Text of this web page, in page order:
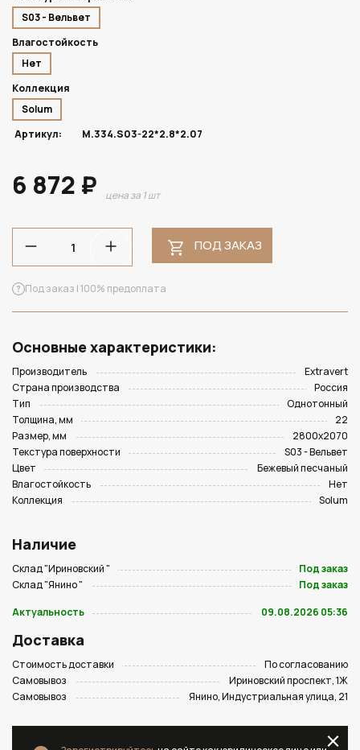
S03 - Вельвет
Влагостойкость
Нет
Коллекция
Solum
Артикул:
M.334.S03-22*2.8*2.07
6 872 ₽ цена за 1 шт
ПОД ЗАКАЗ
Под заказ | 100% предоплата
Основные характеристики:
Производитель
Extravert
Страна производства
Россия
Тип
Однотонный
Толщина, мм
22
Размер, мм
2800х2070
Текстура поверхности
S03 - Вельвет
Цвет
Бежевый песчаный
Влагостойкость
Нет
Коллекция
Solum
Наличие
Склад "Ириновский "
Под заказ
Склад "Янино "
Под заказ
Актуальность
09.08.2026 05:36
Доставка
Стоимость доставки
По согласованию
Самовывоз
Ириновский проспект, 1Ж
Самовывоз
Янино, Индустриальная улица, 21